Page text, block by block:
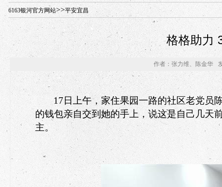
年“招才兴业”事业单位人才引进·北京站人民大学入校工作提醒
6163银河官方网站>>平安宜昌
格格助力
作者：张力维、陈金华
17 日上午，家住果园一路的社区老党员
的钱包亲自交到她的手上，说这是自己几天
主。